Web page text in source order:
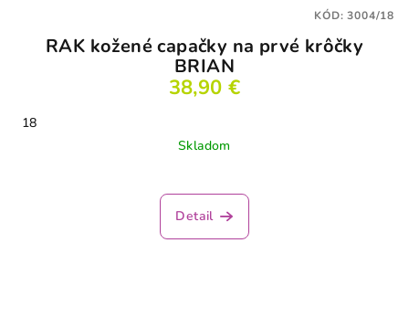
RAK kožené capačky na prvé krôčky
BRIAN
38,90 €
18
Skladom
hodnotenie
produktu
Detail
KÓD:3004/18